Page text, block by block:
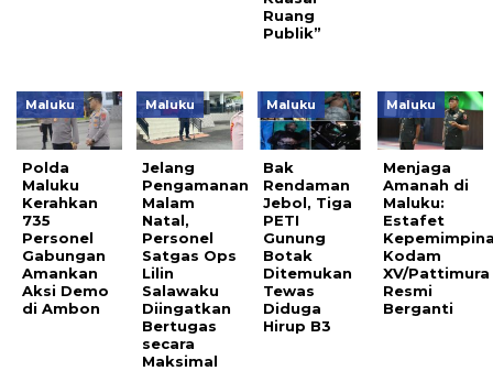
Ruang
Publik”
Maluku
Polda
Maluku
Kerahkan
735
Personel
Gabungan
Amankan
Aksi Demo
di Ambon
Maluku
Jelang
Pengamanan
Malam
Natal,
Personel
Satgas Ops
Lilin
Salawaku
Diingatkan
Bertugas
secara
Maksimal
Maluku
Bak
Rendaman
Jebol, Tiga
PETI
Gunung
Botak
Ditemukan
Tewas
Diduga
Hirup B3
Maluku
Menjaga
Amanah di
Maluku:
Estafet
Kodam
XV/Pattimura
Resmi
Berganti